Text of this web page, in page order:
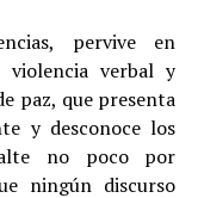
pervive en
violencia verbal y
paz, que presenta
y desconoce los
no poco por
ningún discurso